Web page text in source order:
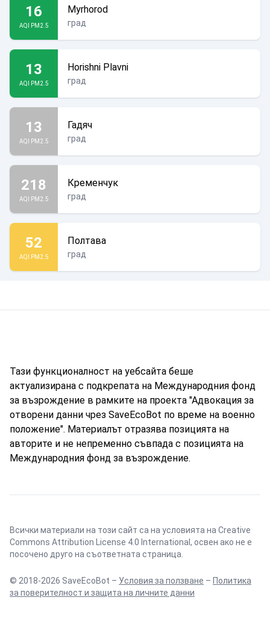
16
AQI PM2.5
Myrhorod
град
13
AQI PM2.5
Horishni Plavni
град
13
AQI PM2.5
Гадяч
град
218
AQI PM2.5
Кременчук
град
52
AQI PM2.5
Полтава
град
Тази функционалност на уебсайта беше
актуализирана с подкрепата на Международния фонд
за възрождение в рамките на проекта "Адвокация за
отворени данни чрез SaveEcoBot по време на военно
положение". Материалът отразява позицията на
авторите и не непременно съвпада с позицията на
Международния фонд за възрождение.
Всички материали на този сайт са на условията на Creative
Commons Attribution License 4.0 International , освен ако не е
посочено друго на съответната страница.
© 2018-2026 SaveEcoBot – Условия за ползване – Политика
за поверителност и защита на личните данни